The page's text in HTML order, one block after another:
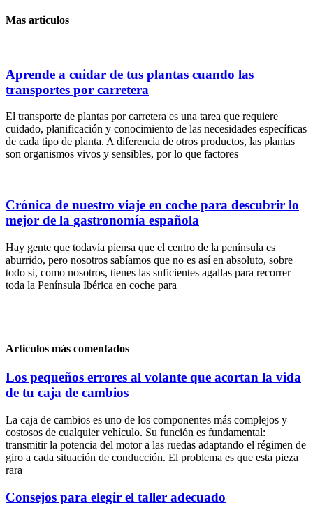
Mas articulos
Aprende a cuidar de tus plantas cuando las
transportes por carretera
El transporte de plantas por carretera es una tarea que requiere
cuidado, planificación y conocimiento de las necesidades específicas
de cada tipo de planta. A diferencia de otros productos, las plantas
son organismos vivos y sensibles, por lo que factores
Crónica de nuestro viaje en coche para descubrir lo
mejor de la gastronomía española
Hay gente que todavía piensa que el centro de la península es
aburrido, pero nosotros sabíamos que no es así en absoluto, sobre
todo si, como nosotros, tienes las suficientes agallas para recorrer
toda la Península Ibérica en coche para
Articulos más comentados
Los pequeños errores al volante que acortan la vida
de tu caja de cambios
La caja de cambios es uno de los componentes más complejos y
costosos de cualquier vehículo. Su función es fundamental:
transmitir la potencia del motor a las ruedas adaptando el régimen de
giro a cada situación de conducción. El problema es que esta pieza
rara
Consejos para elegir el taller adecuado